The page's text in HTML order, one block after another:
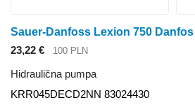
23,22 € 100 PLN
Hidraulična pumpa
KRR045DECD2NN 83024430